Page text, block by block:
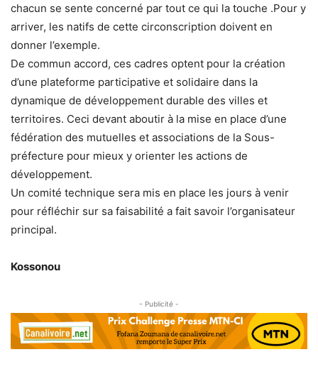
chacun se sente concerné par tout ce qui la touche .Pour y
arriver, les natifs de cette circonscription doivent en
donner l’exemple.
De commun accord, ces cadres optent pour la création
d’une plateforme participative et solidaire dans la
dynamique de développement durable des villes et
territoires. Ceci devant aboutir à la mise en place d’une
fédération des mutuelles et associations de la Sous-
préfecture pour mieux y orienter les actions de
développement.
Un comité technique sera mis en place les jours à venir
pour réfléchir sur sa faisabilité a fait savoir l’organisateur
principal.
Kossonou
- Publicité -